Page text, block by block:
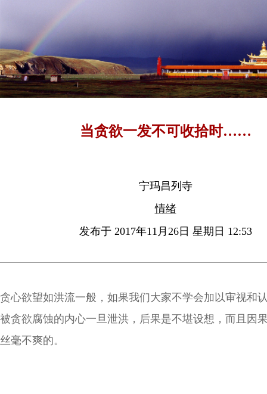
当贪欲一发不可收拾时……
宁玛昌列寺
情绪
发布于 2017年11月26日 星期日 12:53
贪心欲望如洪流一般，如果我们大家不学会加以审视和
被贪欲腐蚀的内心一旦泄洪，后果是不堪设想，而且因
丝毫不爽的。